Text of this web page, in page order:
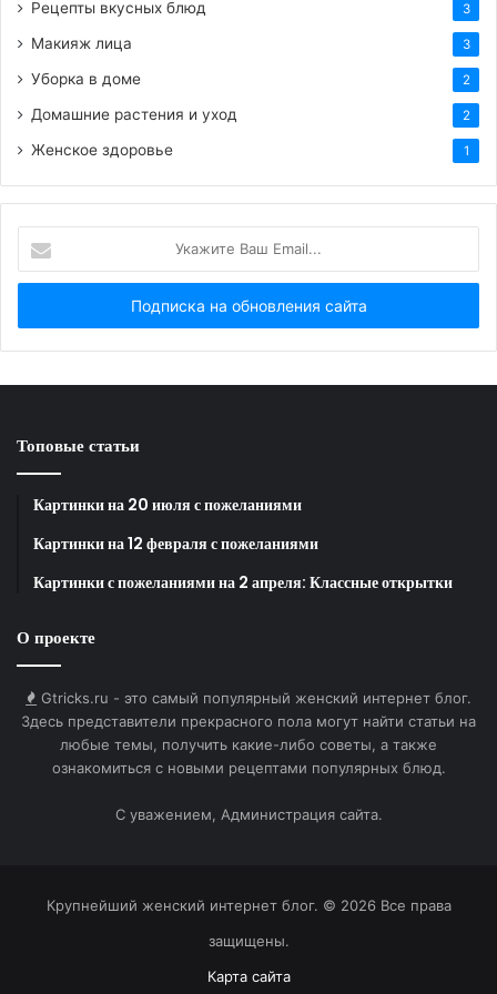
Также эта пряность положительно влияет на
работу сердца, может понижать давление.
Очень хорошо справляется с головной болью и
помогает при бессоннице.
Рецепты вкусных блюд 3
Макияж лица 3
Уборка в доме 2
Домашние растения и уход 2
Женское здоровье 1
Ваш
Email...
Топовые статьи
Картинки на 20 июля с пожеланиями
Картинки на 12 февраля с пожеланиями
Картинки с пожеланиями на 2 апреля: Классные открытки
О проекте
Gtricks.ru - это самый популярный женский интернет блог.
Здесь представители прекрасного пола могут найти статьи на
любые темы, получить какие-либо советы, а также
ознакомиться с новыми рецептами популярных блюд.
С уважением, Администрация сайта.
Крупнейший женский интернет блог. © 2026 Все права
защищены.
Карта сайта